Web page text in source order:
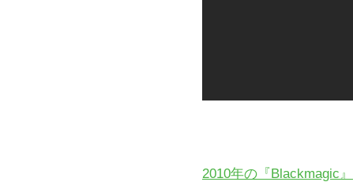
2010年の『Blackmagic』